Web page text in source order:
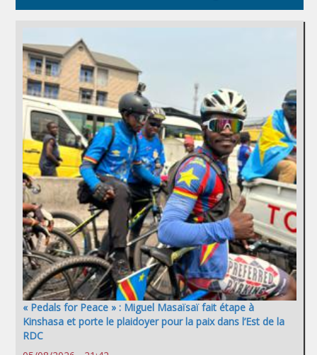
« Pedals for Peace » : Miguel Masaïsaï fait étape à
Kinshasa et porte le plaidoyer pour la paix dans l’Est de la
RDC